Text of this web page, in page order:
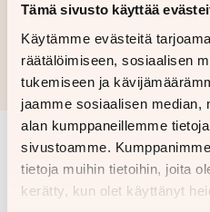
Tämä sivusto käyttää
Käytämme evästeitä
räätälöimiseen, sosiaalisen
tukemiseen ja
jaamme sosiaalisen median,
alan kumppaneillemme
sivustoamme.
tietoja muihin tietoihin, joita
kerätty, kun olet käyttänyt
Hae
Rahoituslaskelma on suuntaa
luottopäätöksen ja
Samankaltaisia
Katso kaikki